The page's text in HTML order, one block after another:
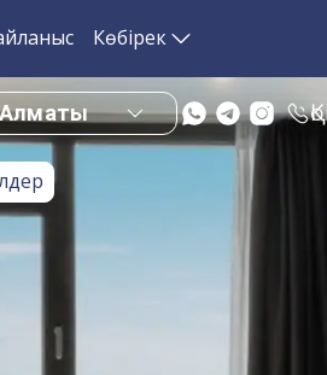
Көбірек
Алматы